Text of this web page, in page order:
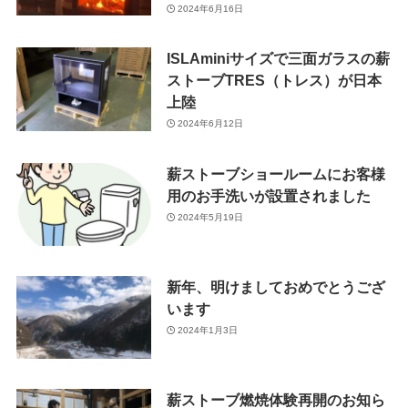
2024年6月16日
ISLAminiサイズで三面ガラスの薪
ストーブTRES（トレス）が日本
上陸
2024年6月12日
薪ストーブショールームにお客様
用のお手洗いが設置されました
2024年5月19日
新年、明けましておめでとうござ
います
2024年1月3日
薪ストーブ燃焼体験再開のお知ら